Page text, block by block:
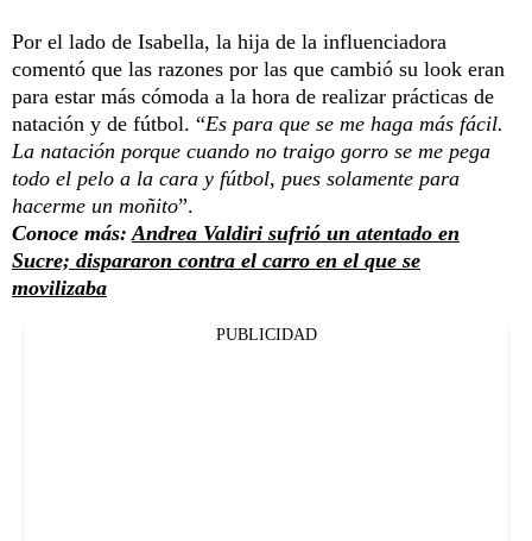
Por el lado de Isabella, la hija de la influenciadora
comentó que las razones por las que cambió su look eran
para estar más cómoda a la hora de realizar prácticas de
natación y de fútbol. “Es para que se me haga más fácil.
La natación porque cuando no traigo gorro se me pega
todo el pelo a la cara y fútbol, pues solamente para
hacerme un moñito”.
Conoce más:Andrea Valdiri sufrió un atentado en
Sucre; dispararon contra el carro en el que se
movilizaba
PUBLICIDAD